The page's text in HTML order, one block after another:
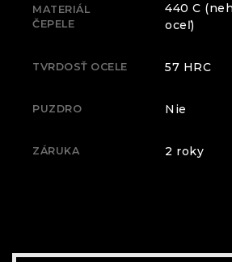
MATERIÁL
ČEPELE
440 C
oceľ)
TVRDOSŤ OCELE 57 HRC
PUZDRO Nie
ZÁRUKA 2 roky